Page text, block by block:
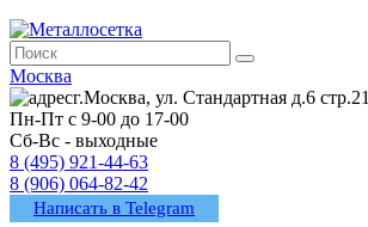
Москва
г.Москва, ул. Стандартная д.6 стр.21
Пн-Пт с 9-00 до 17-00
Сб-Вс - выходные
8 (495) 921-44-63
8 (906) 064-82-42
Написать в Telegram